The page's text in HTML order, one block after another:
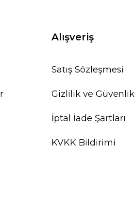
Alışveriş
Satış Sözleşmesi
Gizlilik ve Güvenlik
İptal İade Şartları
KVKK Bildirimi